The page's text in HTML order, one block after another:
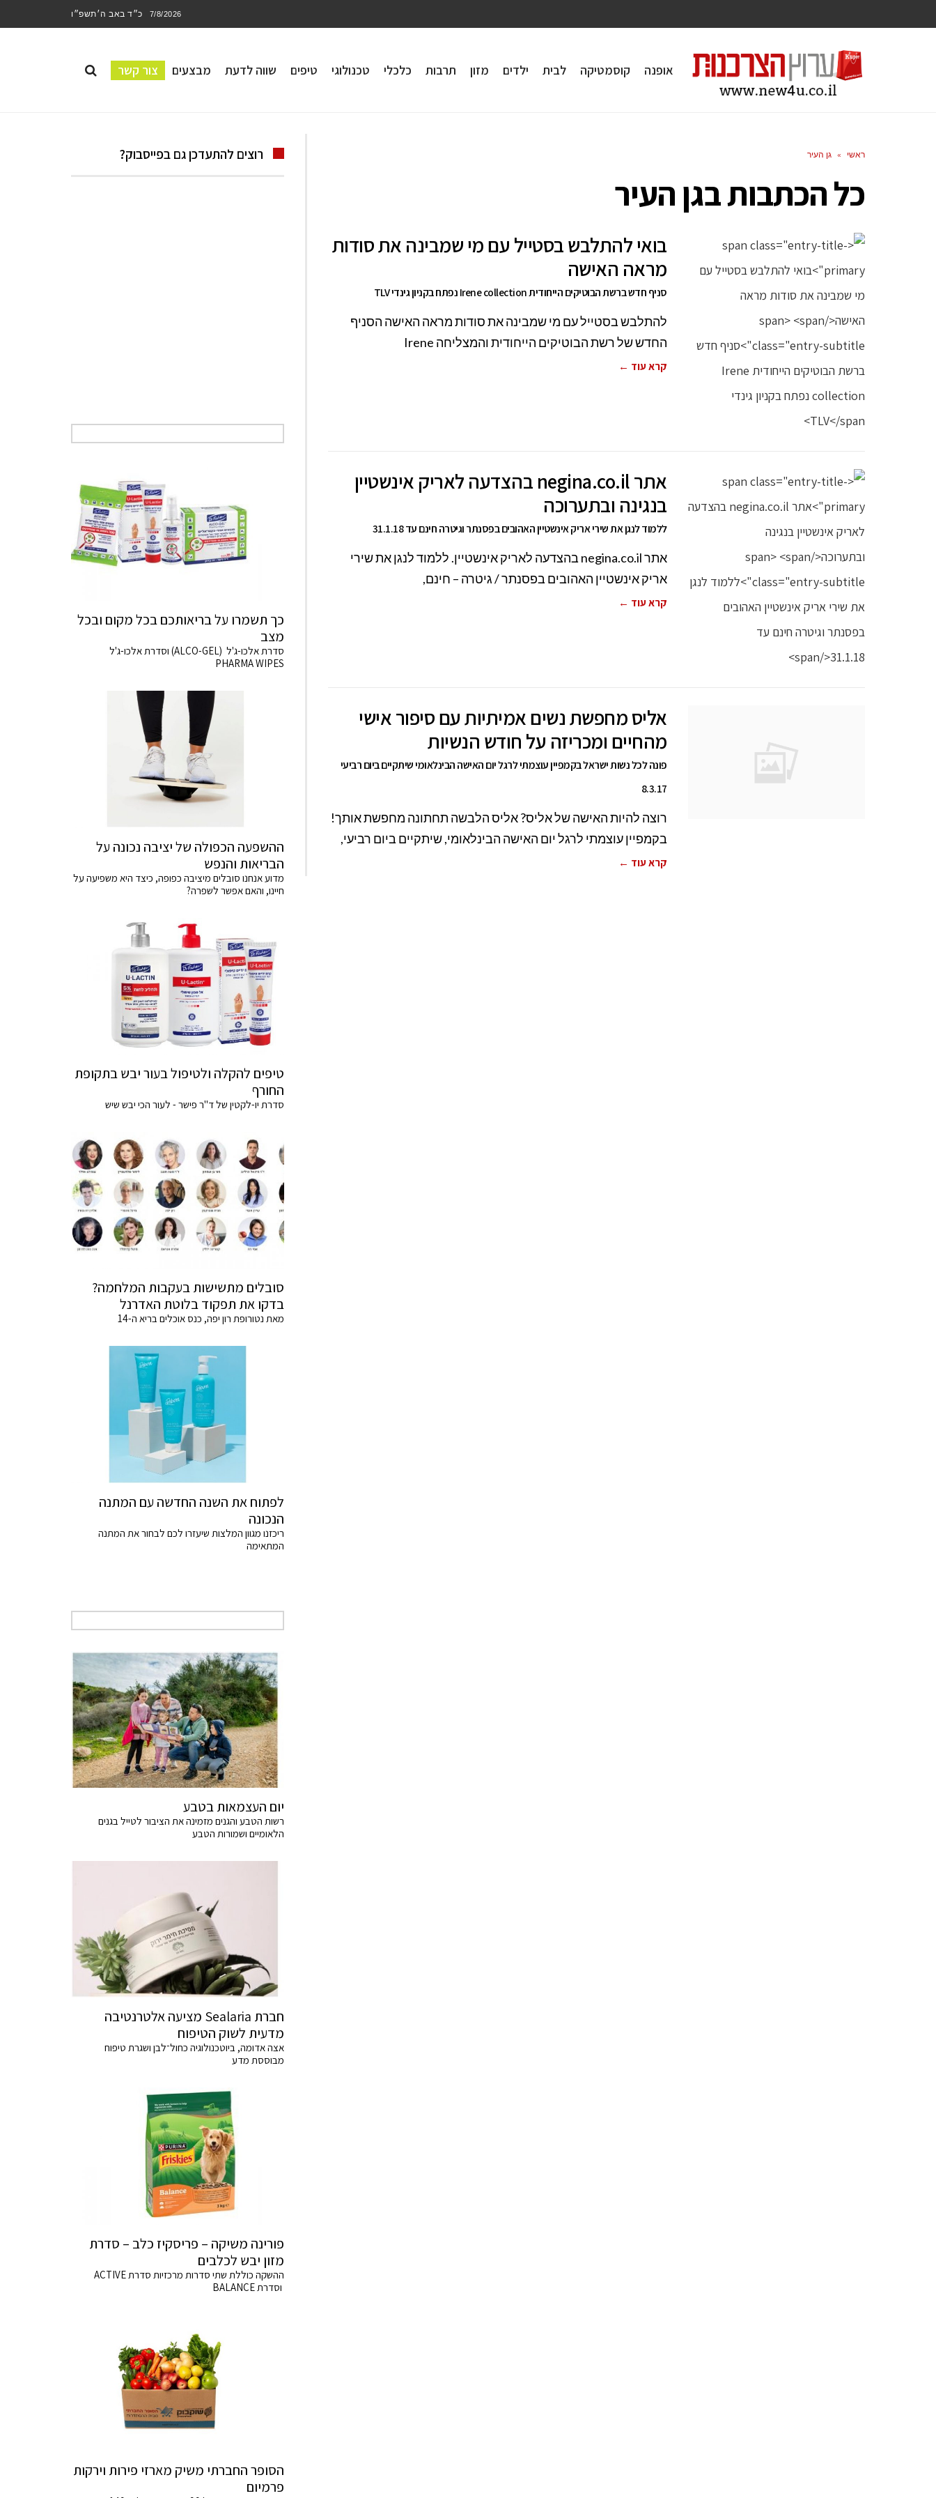
7/8/2026 כ״ד באב ה׳תשפ״ו
אופנה קוסמטיקה לבית ילדים מזון תרבות כלכלי טכנולוגי טיפים שווה לדעת מבצעים צור קשר
ראשי » גן העיר
כל הכתבות בגן העיר
בואי להתלבש בסטייל עם מי שמבינה את סודות
מראה האישה
סניף חדש ברשת הבוטיקים הייחודית Irene collection נפתח בקניון גינדי TLV
להתלבש בסטייל עם מי שמבינה את סודות מראה האישה הסניף
החדש של רשת הבוטיקים הייחודית והמצליחה Irene
קרא עוד ←
אתר negina.co.il בהצדעה לאריק אינשטיין
בנגינה ובתערוכה
ללמוד לנגן את שירי אריק אינשטיין האהובים בפסנתר וגיטרה חינם עד 31.1.18
אתר negina.co.il בהצדעה לאריק אינשטיין. ללמוד לנגן את שירי
אריק אינשטיין האהובים בפסנתר / גיטרה – חינם,
קרא עוד ←
אליס מחפשת נשים אמיתיות עם סיפור אישי
מהחיים ומכריזה על חודש הנשיות
פונה לכל נשות ישראל בקמפיין עוצמתי לרגל יום האישה הבינלאומי שיתקיים ביום רביעי
8.3.17
רוצה להיות האישה של אליס? אליס הלבשה תחתונה מחפשת אותך!
בקמפיין עוצמתי לרגל יום האישה הבינלאומי, שיתקיים ביום רביעי,
קרא עוד ←
רוצים להתעדכן גם בפייסבוק?
כך תשמרו על בריאותכם בכל מקום ובכל
מצב
סדרת אלכו-ג'ל (ALCO-GEL) וסדרת אלכו-ג'ל
PHARMA WIPES
ההשפעה הכפולה של יציבה נכונה על
הבריאות והנפש
מדוע אנחנו סובלים מיציבה כפופה, כיצד היא משפיעה על
חיינו, והאם אפשר לשפרה?
טיפים להקלה ולטיפול בעור יבש בתקופת
החורף
סדרת יו-לקטין של ד"ר פישר - לעור הכי יבש שיש
סובלים מתשישות בעקבות המלחמה?
בדקו את תפקוד בלוטת האדרנל
מאת נטורופת רון יפה, כנס אוכלים בריא ה-14
לפתוח את השנה החדשה עם המתנה
הנכונה
ריכזנו מגוון המלצות שיעזרו לכם לבחור את המתנה
המתאימה
יום העצמאות בטבע
רשות הטבע והגנים מזמינה את הציבור לטייל בגנים
הלאומיים ושמורות הטבע
חברת Sealaria מציעה אלטרנטיבה
מדעית לשוק הטיפוח
אצה אדומה, ביוטכנולוגיה כחול־לבן ושגרת טיפוח
מבוססת מדע
פורינה משיקה – פריסקיז כלב – סדרת
מזון יבש לכלבים
ההשקה כוללת שתי סדרות מרכזיות סדרת ACTIVE
וסדרת BALANCE
הסופר החברתי משיק מארזי פירות וירקות
פרמיום